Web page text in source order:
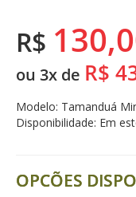
R$
ou 3x de R$
Modelo: Tamanduá
Disponibilidade: Em
OPCÕES